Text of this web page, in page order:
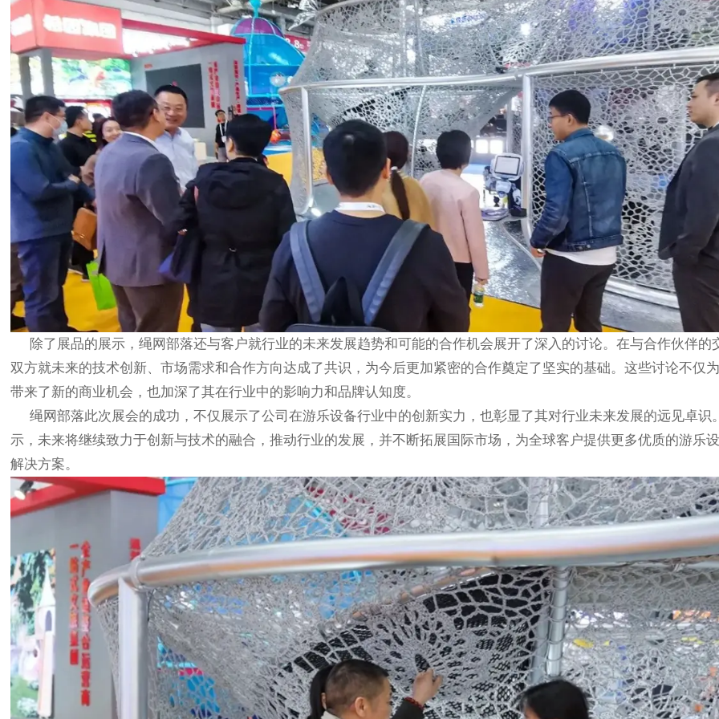
除了展品的展示，绳网部落还与客户就行业的未来发展趋势和可能的合作机会展开了深入的讨论。在与合作伙伴的
双方就未来的技术创新、市场需求和合作方向达成了共识，为今后更加紧密的合作奠定了坚实的基础。这些讨论不仅
带来了新的商业机会，也加深了其在行业中的影响力和品牌认知度。
绳网部落此次展会的成功，不仅展示了公司在游乐设备行业中的创新实力，也彰显了其对行业未来发展的远见卓识
示，未来将继续致力于创新与技术的融合，推动行业的发展，并不断拓展国际市场，为全球客户提供更多优质的游乐
解决方案。